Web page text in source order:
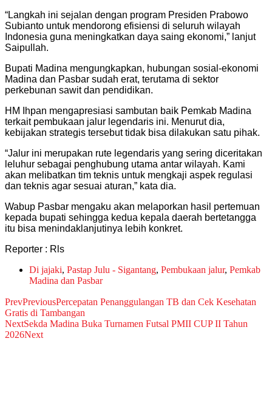
“Langkah ini sejalan dengan program Presiden Prabowo
Subianto untuk mendorong efisiensi di seluruh wilayah
Indonesia guna meningkatkan daya saing ekonomi,” lanjut
Saipullah.
Bupati Madina mengungkapkan, hubungan sosial-ekonomi
Madina dan Pasbar sudah erat, terutama di sektor
perkebunan sawit dan pendidikan.
HM Ihpan mengapresiasi sambutan baik Pemkab Madina
terkait pembukaan jalur legendaris ini. Menurut dia,
kebijakan strategis tersebut tidak bisa dilakukan satu pihak.
“Jalur ini merupakan rute legendaris yang sering diceritakan
leluhur sebagai penghubung utama antar wilayah. Kami
akan melibatkan tim teknis untuk mengkaji aspek regulasi
dan teknis agar sesuai aturan,” kata dia.
Wabup Pasbar mengaku akan melaporkan hasil pertemuan
kepada bupati sehingga kedua kepala daerah bertetangga
itu bisa menindaklanjutinya lebih konkret.
Reporter : Rls
Di jajaki, Pastap Julu - Sigantang, Pembukaan jalur, Pemkab
Madina dan Pasbar
PrevPreviousPercepatan Penanggulangan TB dan Cek Kesehatan
Gratis di Tambangan
NextSekda Madina Buka Turnamen Futsal PMII CUP II Tahun
2026Next